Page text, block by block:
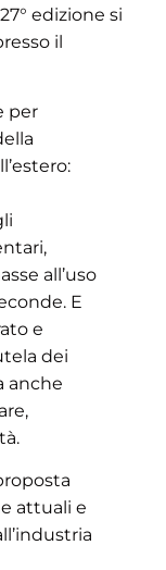
edizione si
il
per
all’uso
E
e
dei
anche
attuali e